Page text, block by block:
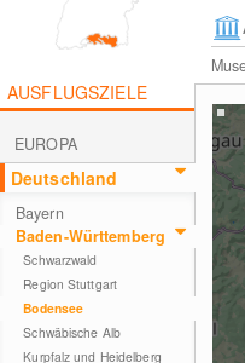
AUSFLUGSZIELE
EUROPA
Deutschland
Bayern
Baden-Württemberg
Schwarzwald
Region Stuttgart
Bodensee
Schwäbische Alb
Kurpfalz und Heidelberg